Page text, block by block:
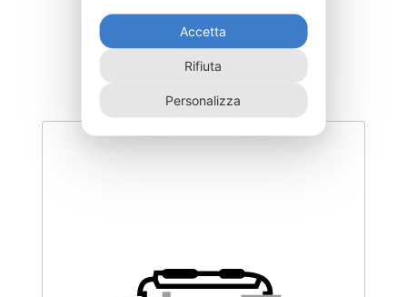
DISC-1200F
915,00€
Accetta
Rifiuta
Personalizza